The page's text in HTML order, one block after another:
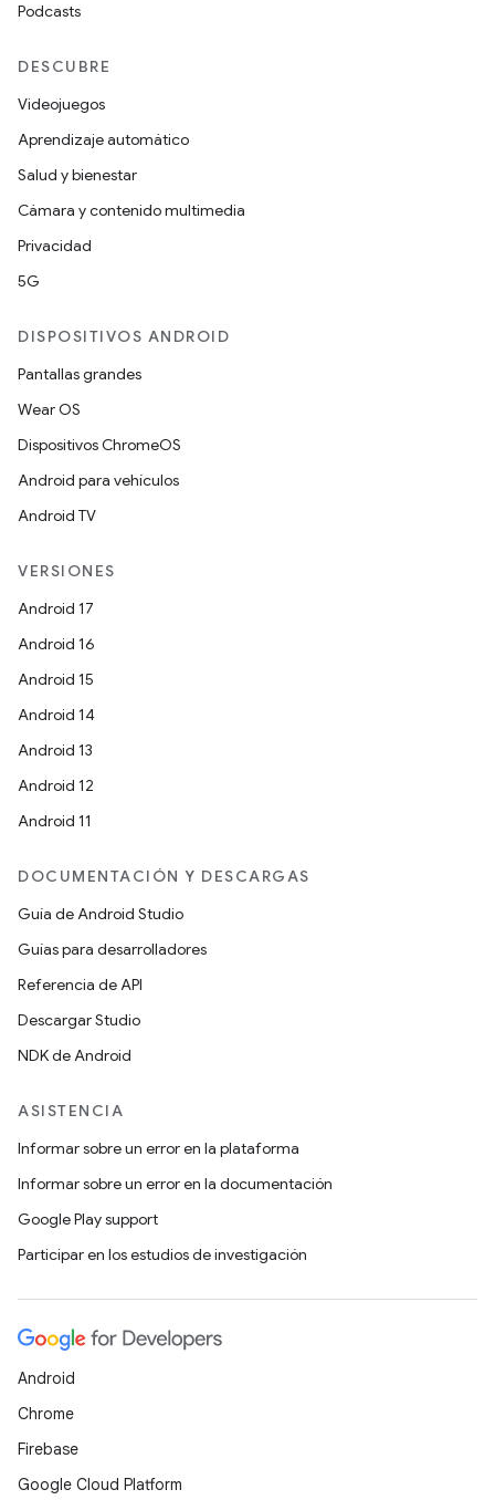
Podcasts
DESCUBRE
Videojuegos
Aprendizaje automático
Salud y bienestar
Cámara y contenido multimedia
Privacidad
5G
DISPOSITIVOS ANDROID
Pantallas grandes
Wear OS
Dispositivos ChromeOS
Android para vehículos
Android TV
VERSIONES
Android 17
Android 16
Android 15
Android 14
Android 13
Android 12
Android 11
DOCUMENTACIÓN Y DESCARGAS
Guía de Android Studio
Guías para desarrolladores
Referencia de API
Descargar Studio
NDK de Android
ASISTENCIA
Informar sobre un error en la plataforma
Informar sobre un error en la documentación
Google Play support
Participar en los estudios de investigación
Android
Chrome
Firebase
Google Cloud Platform